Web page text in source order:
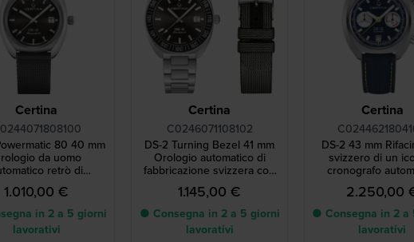
Certina
80 40 mm
da uomo
retrò di
svizzera
1.010,00 €
in 2 a 5 giorni
lavorativi
Certina
C0246071108102
DS-2 Turning Bezel 41 mm
Orologio automatico di
fabbricazione svizzera con
cinturino supplementare
1.145,00 €
● Consegna in 2 a 5 giorni
lavorativi
Certina
DS-2 43 mm
svizzero di un
cronografo
2.250,00
● Consegna in 2 a
lavorativi